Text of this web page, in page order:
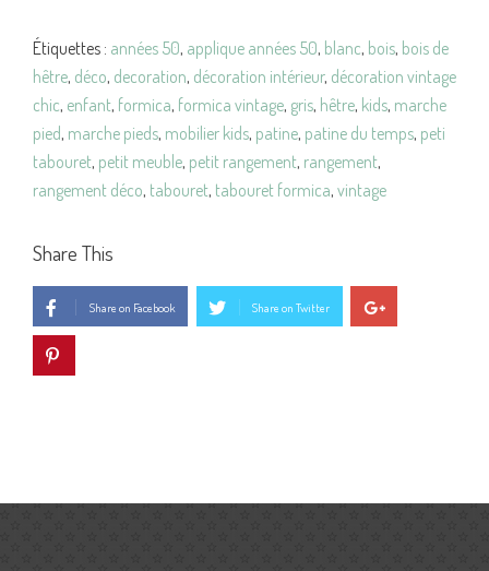
Étiquettes : années 50, applique années 50, blanc, bois, bois de
hêtre, déco, decoration, décoration intérieur, décoration vintage
chic, enfant, formica, formica vintage, gris, hêtre, kids, marche
pied, marche pieds, mobilier kids, patine, patine du temps, peti
tabouret, petit meuble, petit rangement, rangement,
rangement déco, tabouret, tabouret formica, vintage
Share This
Share on Facebook Share on Twitter